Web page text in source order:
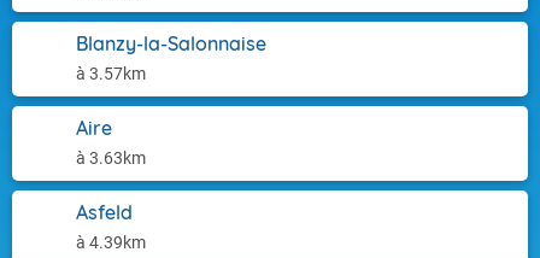
Blanzy-la-Salonnaise
à 3.57km
Aire
à 3.63km
Asfeld
à 4.39km